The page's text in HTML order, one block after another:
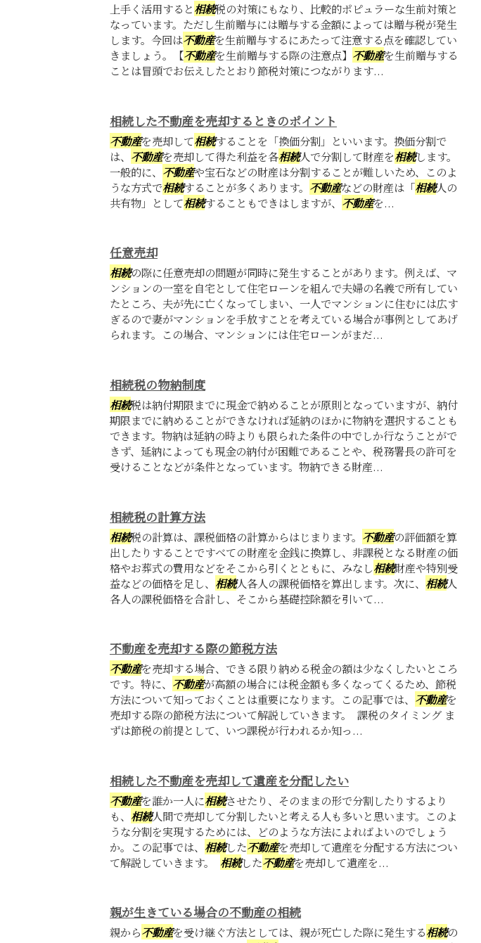
上手く活用すると相続税の対策にもなり、比較的ポピュラーな生前対策と
なっています。ただし生前贈与には贈与する金額によっては贈与税が発生
します。今回は不動産を生前贈与するにあたって注意する点を確認してい
きましょう。【不動産を生前贈与する際の注意点】 不動産を生前贈与する
ことは冒頭でお伝えしたとおり節税対策につながります...
相続した不動産を売却するときのポイント
不動産を売却して相続することを「換価分割」といいます。換価分割で
は、 不動産を売却して得た利益を各相続人で分割して財産を相続します。
一般的に、 不動産や宝石などの財産は分割することが難しいため、このよ
うな方式で相続することが多くあります。 不動産などの財産は「相続人の
共有物」として相続することもできはしますが、 不動産を...
任意売却
相続の際に任意売却の問題が同時に発生することがあります。例えば、マ
ンションの一室を自宅として住宅ローンを組んで夫婦の名義で所有してい
たところ、夫が先に亡くなってしまい、一人でマンションに住むには広す
ぎるので妻がマンションを手放すことを考えている場合が事例としてあげ
られます。この場合、マンションには住宅ローンがまだ...
相続税の物納制度
相続税は納付期限までに現金で納めることが原則となっていますが、納付
期限までに納めることができなければ延納のほかに物納を選択することも
できます。物納は延納の時よりも限られた条件の中でしか行なうことがで
きず、延納によっても現金の納付が困難であることや、税務署長の許可を
受けることなどが条件となっています。物納できる財産...
相続税の計算方法
相続税の計算は、課税価格の計算からはじまります。 不動産の評価額を算
出したりすることですべての財産を金銭に換算し、非課税となる財産の価
格やお葬式の費用などをそこから引くとともに、みなし相続財産や特別受
益などの価格を足し、 相続人各人の課税価格を算出します。次に、 相続人
各人の課税価格を合計し、そこから基礎控除額を引いて...
不動産を売却する際の節税方法
不動産を売却する場合、できる限り納める税金の額は少なくしたいところ
です。特に、 不動産が高額の場合には税金額も多くなってくるため、節税
方法について知っておくことは重要になります。この記事では、 不動産を
売却する際の節税方法について解説していきます。 課税のタイミング ま
ずは節税の前提として、いつ課税が行われるか知っ...
相続した不動産を売却して遺産を分配したい
不動産を誰か一人に相続させたり、そのままの形で分割したりするより
も、 相続人間で売却して分割したいと考える人も多いと思います。このよ
うな分割を実現するためには、どのような方法によればよいのでしょう
か。この記事では、 相続した不動産を売却して遺産を分配する方法につい
て解説していきます。 相続した不動産を売却して遺産を...
親が生きている場合の不動産の相続
親から不動産を受け継ぐ方法としては、親が死亡した際に発生する相続の